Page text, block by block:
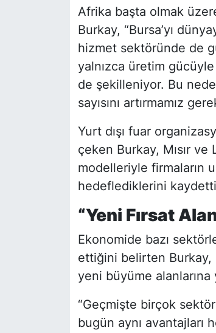
Afrika başta olmak
Burkay, “Bursa’yı
hizmet sektöründe de
yalnızca üretim
de şekilleniyor. Bu
sayısını artırmamız
Yurt dışı fuar
çeken Burkay, Mısır
modelleriyle firmaların
hedeflediklerini
“Yeni Fırsat
Ekonomide bazı
ettiğini belirten Burkay,
yeni büyüme
“Geçmişte birçok
bugün aynı